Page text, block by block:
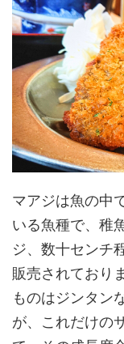
マアジは魚の中
いる魚種で、稚
ジ、数十センチ
販売されており
ものはジンタン
が、これだけの